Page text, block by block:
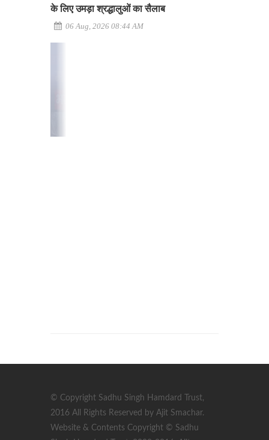
के लिए उमड़ा श्रद्धालुओं का सैलाब
06 Aug, 2026 08:44 AM
© Copyright Sadhu Singh Hamdard Trust,
2016 All Rights Reserved by Ajit Smachar.
Website & Contents Copyright © Sadhu